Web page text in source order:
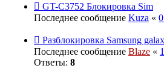
GT-C3752 Блокировка Sim
Последнее сообщение Kuza «
Разблокировка Samsung
Последнее сообщение Blaze «
Ответы: 8